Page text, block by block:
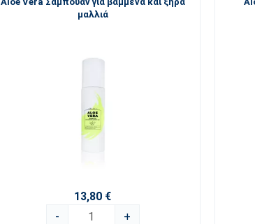
μαλλιά
13,80 €
-
+